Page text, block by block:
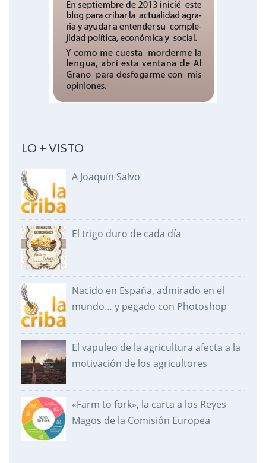
LO + VISTO
A Joaquín Salvo
El trigo duro de cada día
Nacido en España, admirado en el
mundo… y pegado con Photoshop
El vapuleo de la agricultura afecta a la
motivación de los agricultores
«Farm to fork», la carta a los Reyes
Magos de la Comisión Europea